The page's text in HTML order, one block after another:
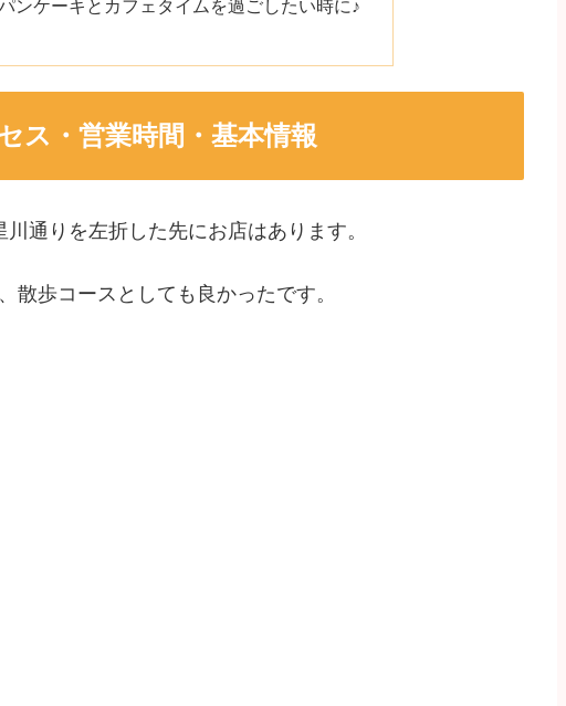
ンケーキとカフェタイムを過ごしたい時に♪
ス・営業時間・基本情報
通りを左折した先にお店はあります。
散歩コースとしても良かったです。